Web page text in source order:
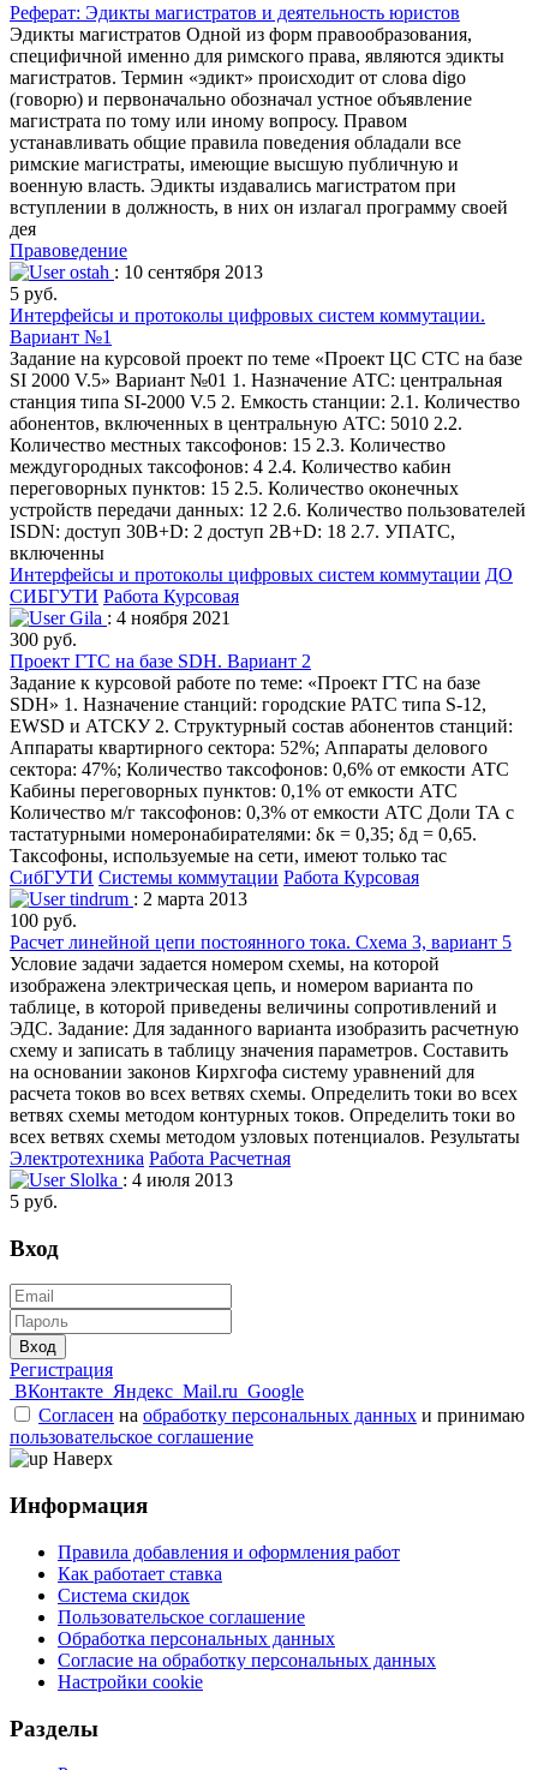
Реферат: Эдикты магистратов и деятельность юристов
Эдикты магистратов Одной из форм правообразования,
специфичной именно для римского права, являются эдикты
магистратов. Термин «эдикт» происходит от слова digo
(говорю) и первоначально обозначал устное объявление
магистрата по тому или иному вопросу. Правом
устанавливать общие правила поведения обладали все
римские магистраты, имеющие высшую публичную и
военную власть. Эдикты издавались магистратом при
вступлении в должность, в них он излагал программу своей
дея
Правоведение
ostah : 10 сентября 2013
5 руб.
Интерфейсы и протоколы цифровых систем коммутации.
Вариант №1
Задание на курсовой проект по теме «Проект ЦС СТС на базе
SI 2000 V.5» Вариант №01 1. Назначение АТС: центральная
станция типа SI-2000 V.5 2. Емкость станции: 2.1. Количество
абонентов, включенных в центральную АТС: 5010 2.2.
Количество местных таксофонов: 15 2.3. Количество
междугородных таксофонов: 4 2.4. Количество кабин
переговорных пунктов: 15 2.5. Количество оконечных
устройств передачи данных: 12 2.6. Количество пользователей
ISDN: доступ 30B+D: 2 доступ 2B+D: 18 2.7. УПАТС,
включенны
Интерфейсы и протоколы цифровых систем коммутации ДО
СИБГУТИ Работа Курсовая
Gila : 4 ноября 2021
300 руб.
Проект ГТС на базе SDH. Вариант 2
Задание к курсовой работе по теме: «Проект ГТС на базе
SDH» 1. Назначение станций: городские РАТС типа S-12,
EWSD и АТСКУ 2. Структурный состав абонентов станций:
Аппараты квартирного сектора: 52%; Аппараты делового
сектора: 47%; Количество таксофонов: 0,6% от емкости АТС
Кабины переговорных пунктов: 0,1% от емкости АТС
Количество м/г таксофонов: 0,3% от емкости АТС Доли ТА с
тастатурными номеронабирателями: δк = 0,35; δд = 0,65.
Таксофоны, используемые на сети, имеют только тас
СибГУТИ Системы коммутации Работа Курсовая
tindrum : 2 марта 2013
100 руб.
Расчет линейной цепи постоянного тока. Схема 3, вариант 5
Условие задачи задается номером схемы, на которой
изображена электрическая цепь, и номером варианта по
таблице, в которой приведены величины сопротивлений и
ЭДС. Задание: Для заданного варианта изобразить расчетную
схему и записать в таблицу значения параметров. Составить
на основании законов Кирхгофа систему уравнений для
расчета токов во всех ветвях схемы. Определить токи во всех
ветвях схемы методом контурных токов. Определить токи во
всех ветвях схемы методом узловых потенциалов. Результаты
Электротехника Работа Расчетная
Slolka : 4 июля 2013
5 руб.
Вход
Вход
Регистрация
ВКонтакте Яндекс Mail.ru Google
Согласен на обработку персональных данных и принимаю
пользовательское соглашение
Наверх
Информация
Правила добавления и оформления работ
Как работает ставка
Система скидок
Пользовательское соглашение
Обработка персональных данных
Согласие на обработку персональных данных
Настройки cookie
Разделы